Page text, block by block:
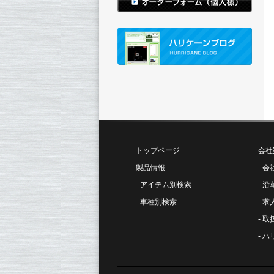
トップページ
製品情報
アイテム別検索
車種別検索
会
会
沿
求
取
ハ